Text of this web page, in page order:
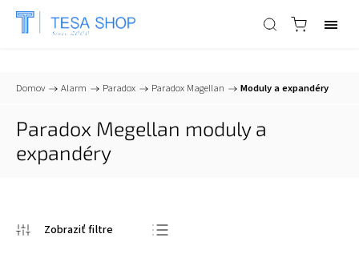
📞+421 903 553 805 info@tesa-systems.sk
Domov / Alarm / Paradox / Paradox Magellan / Moduly a expandéry
Paradox Megellan moduly a
expandéry